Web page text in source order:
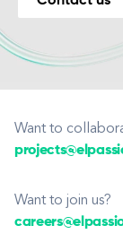
Want to
Want to join us?